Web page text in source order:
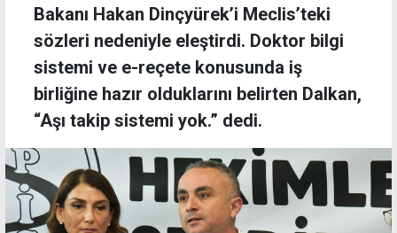
Bakanı Hakan Dinçyürek’i Meclis’teki
sözleri nedeniyle eleştirdi. Doktor bilgi
sistemi ve e-reçete konusunda iş
birliğine hazır olduklarını belirten Dalkan,
“Aşı takip sistemi yok.” dedi.